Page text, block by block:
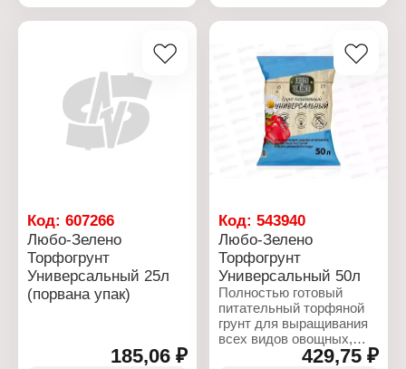
культур, а также для их
высококачественного
торфа с добавлением
минеральных удобрений
и природных
структурирующих
компонентов. Повышает
всхожесть семян,
получение высокого
урожая.
Характеристики:
Бренд: Любо Зелено
Тип товара: Грунт
Вариация: торфогрунт
фосфор, калий
Характеристики:
Бренд: Любо Зелено
Тип товара: Грунт
Вариация: торфогрунт
Назначение:
универсальный
Объем: 25 л
Код: 607266
Любо-Зелено
Торфогрунт
Универсальный 25л
(порвана упак)
185,06 ₽
Код:543940
Любо-Зелено
Торфогрунт
Универсальный 50л
Полностью готовый
питательный торфяной
грунт для выращивания
всех видов овощных,
ягодных, зеленных429,75 ₽